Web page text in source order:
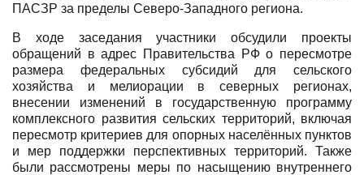
ПАСЗР за пределы Северо-Западного региона.
В ходе заседания участники обсудили проекты
обращений в адрес Правительства РФ о пересмотре
размера федеральных субсидий для сельского
хозяйства и мелиорации в северных регионах,
внесении изменений в государственную программу
комплексного развития сельских территорий, включая
пересмотр критериев для опорных населённых пунктов
и мер поддержки перспективных территорий. Также
были рассмотрены меры по насыщению внутреннего